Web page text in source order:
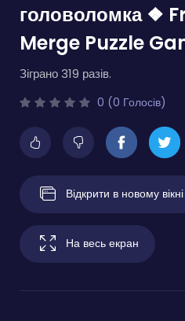
головоломка ❖
Merge Puzzle
Зіграно 319 разів.
0 (0 Голосів)
Відкрити в новому вікні
На весь екран